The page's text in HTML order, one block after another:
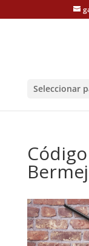
Seleccionar